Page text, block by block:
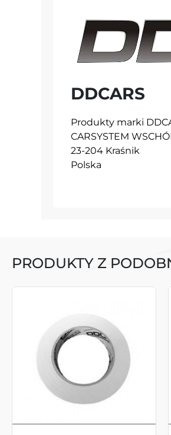
DDCARS
Produkty marki
CARSYSTEM
23-204 Kraśnik
Polska
PRODUKTY Z